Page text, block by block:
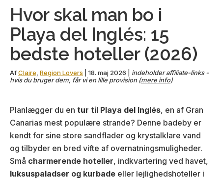
Hvor skal man bo i
Playa del Inglés: 15
bedste hoteller (2026)
AfClaire Region Lovers 18. maj 2026
indeholder affiliate-links -
hvis du bruger dem, får vi en lille provision (mere info)
Planlægger du en tur til Playa del Inglés, en af Gran
Canarias mest populære strande? Denne badeby er
kendt for sine store sandflader og krystalklare vand
og tilbyder en bred vifte af overnatningsmuligheder.
Små charmerende hoteller, indkvartering ved havet,
luksuspaladser og kurbade eller lejlighedshoteller i